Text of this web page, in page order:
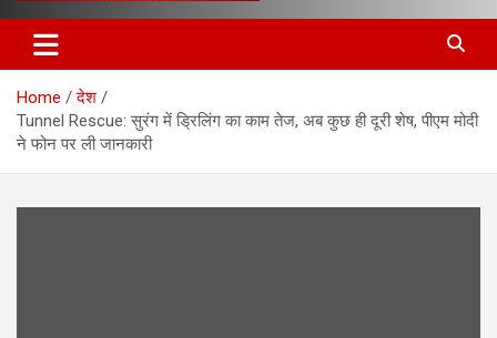
Janta Mirror
Home
देश
Tunnel Rescue: सुरंग में ड्रिलिंग का काम तेज, अब कुछ ही दूरी शेष, पीएम मोदी
ने फोन पर ली जानकारी